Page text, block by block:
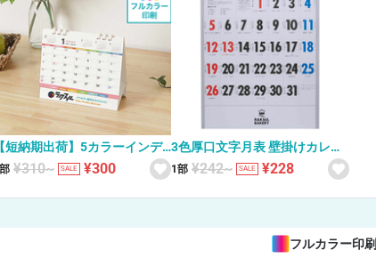
【短納期出荷】5カラーインデ
クス KC-002 卓上カレンダー
¥310~ SALE ¥300
3色厚口文字月表 壁掛けカレン
ダー NB-138
1部 ¥242~ SALE ¥228
フルカラー印刷